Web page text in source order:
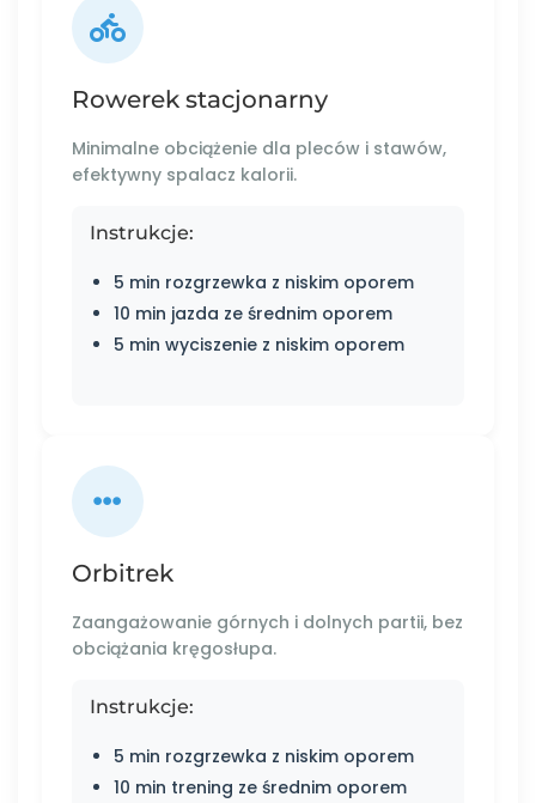
Rowerek stacjonarny
Minimalne obciążenie dla pleców i stawów,
efektywny spalacz kalorii.
Instrukcje:
5 min rozgrzewka z niskim oporem
10 min jazda ze średnim oporem
5 min wyciszenie z niskim oporem
Orbitrek
Zaangażowanie górnych i dolnych partii, bez
obciążania kręgosłupa.
Instrukcje:
5 min rozgrzewka z niskim oporem
10 min trening ze średnim oporem